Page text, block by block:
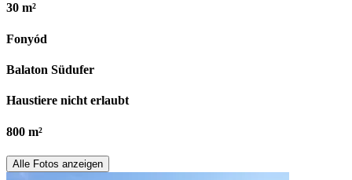
30 m²
Fonyód
Balaton Südufer
Haustiere nicht erlaubt
800 m²
Alle Fotos anzeigen